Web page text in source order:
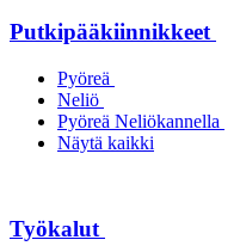
Putkipääkiinnikkeet
Pyöreä
Neliö
Pyöreä Neliökannella
Näytä kaikki
Työkalut